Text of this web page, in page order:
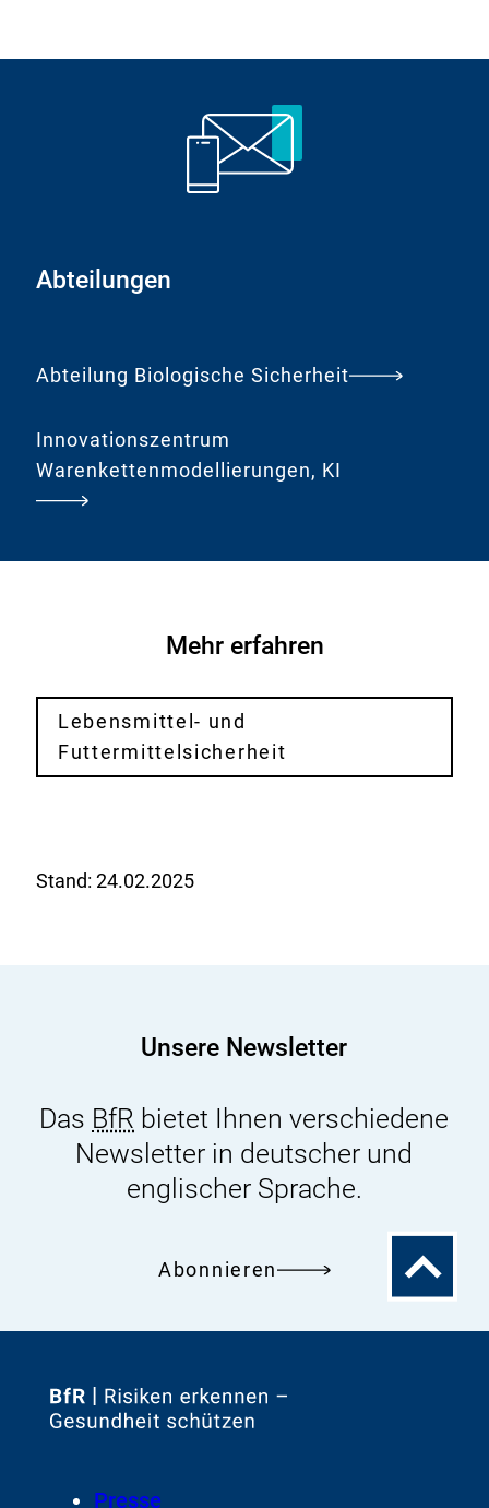
i
Abteilungen
Abteilung Biologische Sicherheit
Innovationszentrum
Warenkettenmodellierungen, KI
Mehr erfahren
Lebensmittel- und
Futtermittelsicherheit
Stand: 24.02.2025
Unsere Newsletter
Das BfR bietet Ihnen verschiedene
Newsletter in deutscher und
englischer Sprache.
Abonnieren
Zum
Zur
FooterPresse